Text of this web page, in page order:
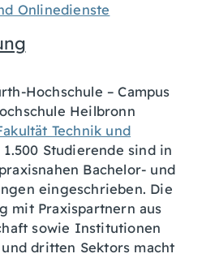
Onlinedienste
Hochschule – Campus
Heilbronn
Technik und
1.500 Studierende sind in
Bachelor- und
eingeschrieben. Die
mit Praxispartnern aus
sowie Institutionen
dritten Sektors macht